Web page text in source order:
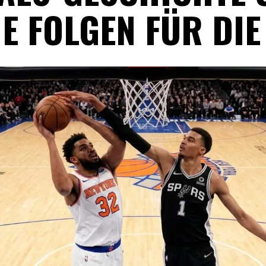
FÜR DIE